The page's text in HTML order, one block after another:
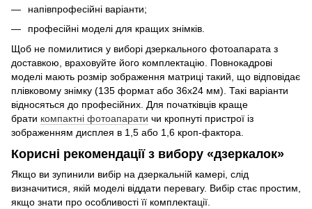
напівпрофесійні варіанти;
професійні моделі для кращих знімків.
Щоб не помилитися у виборі дзеркального фотоапарата з
доставкою, враховуйте його комплектацію. Повнокадрові
моделі мають розмір зображення матриці такий, що відповідає
плівковому знімку (135 формат або 36х24 мм). Такі варіанти
відносяться до професійних. Для початківців краще
брати компактні фотоапарати чи кропнуті пристрої із
зображенням дисплея в 1,5 або 1,6 кроп-фактора.
Корисні рекомендації з вибору «дзеркалок»
Якщо ви зупинили вибір на дзеркальній камері, слід
визначитися, якій моделі віддати перевагу. Вибір стає простим,
якщо знати про особливості її комплектації.